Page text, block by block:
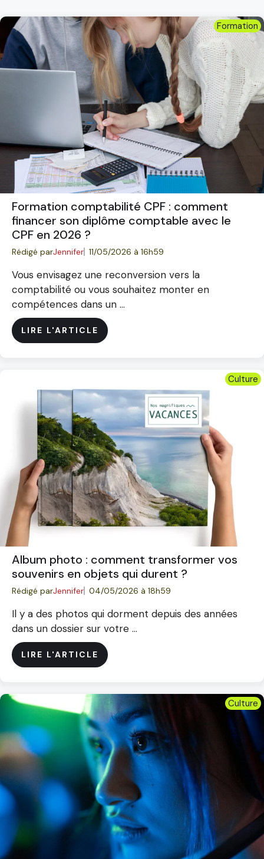
Formation
Formation comptabilité CPF : comment
financer son diplôme comptable avec le
CPF en 2026 ?
Rédigé parJennifer 11/05/2026 à 16h59
Vous envisagez une reconversion vers la
comptabilité ou vous souhaitez monter en
compétences dans un ...
LIRE L'ARTICLE
Culture
Album photo : comment transformer vos
souvenirs en objets qui durent ?
Rédigé parJennifer 04/05/2026 à 18h59
Il y a des photos qui dorment depuis des années
dans un dossier sur votre ...
LIRE L'ARTICLE
Culture